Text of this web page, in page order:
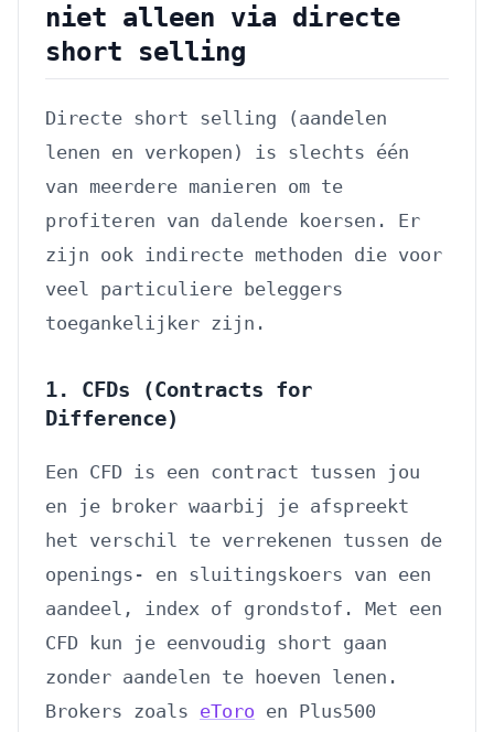
niet alleen via directe
short selling
Directe short selling (aandelen
lenen en verkopen) is slechts één
van meerdere manieren om te
profiteren van dalende koersen. Er
zijn ook indirecte methoden die voor
veel particuliere beleggers
toegankelijker zijn.
1. CFDs (Contracts for
Difference)
Een CFD is een contract tussen jou
en je broker waarbij je afspreekt
het verschil te verrekenen tussen de
openings- en sluitingskoers van een
aandeel, index of grondstof. Met een
CFD kun je eenvoudig short gaan
zonder aandelen te hoeven lenen.
Brokers zoals eToro en Plus500